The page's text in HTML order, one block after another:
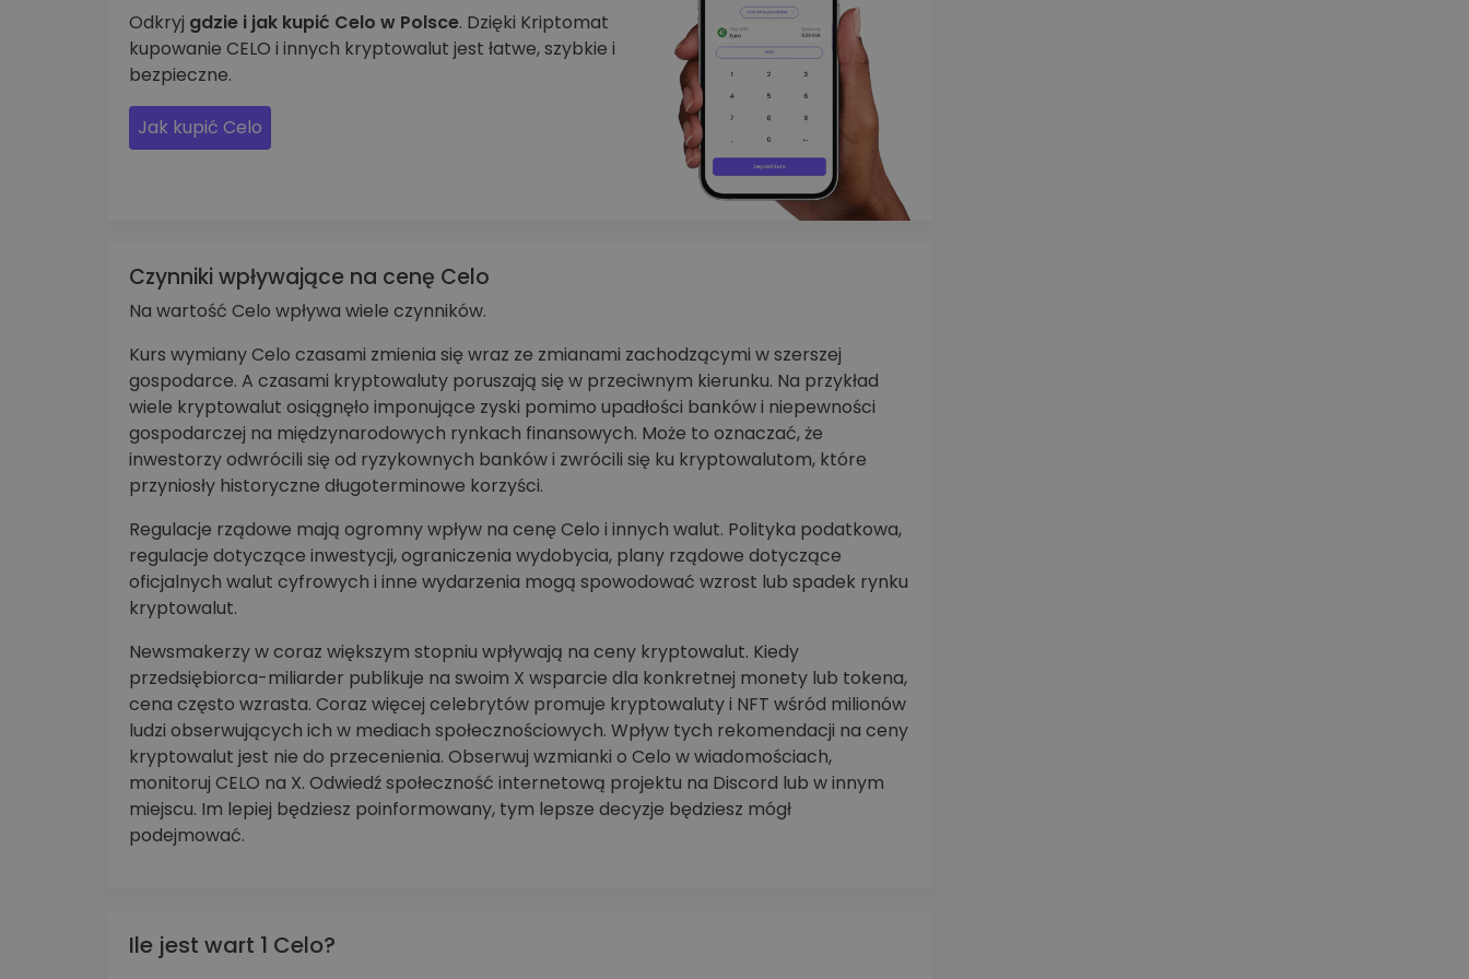
Odkryj gdzie i jak kupić Celo w Polsce. Dzięki Kriptomat
kupowanie CELO i innych kryptowalut jest łatwe, szybkie i
bezpieczne.
Jak kupić Celo
Czynniki wpływające na cenę Celo
Na wartość Celo wpływa wiele czynników.
Kurs wymiany Celo czasami zmienia się wraz ze zmianami zachodzącymi w szerszej
gospodarce. A czasami kryptowaluty poruszają się w przeciwnym kierunku. Na przykład
wiele kryptowalut osiągnęło imponujące zyski pomimo upadłości banków i niepewności
gospodarczej na międzynarodowych rynkach finansowych. Może to oznaczać, że
inwestorzy odwrócili się od ryzykownych banków i zwrócili się ku kryptowalutom, które
przyniosły historyczne długoterminowe korzyści.
Regulacje rządowe mają ogromny wpływ na cenę Celo i innych walut. Polityka podatkowa,
regulacje dotyczące inwestycji, ograniczenia wydobycia, plany rządowe dotyczące
oficjalnych walut cyfrowych i inne wydarzenia mogą spowodować wzrost lub spadek rynku
kryptowalut.
Newsmakerzy w coraz większym stopniu wpływają na ceny kryptowalut. Kiedy
przedsiębiorca-miliarder publikuje na swoim X wsparcie dla konkretnej monety lub tokena,
cena często wzrasta. Coraz więcej celebrytów promuje kryptowaluty i NFT wśród milionów
ludzi obserwujących ich w mediach społecznościowych. Wpływ tych rekomendacji na ceny
kryptowalut jest nie do przecenienia. Obserwuj wzmianki o Celo w wiadomościach,
monitoruj CELO na X. Odwiedź społeczność internetową projektu na Discord lub w innym
miejscu. Im lepiej będziesz poinformowany, tym lepsze decyzje będziesz mógł
podejmować.
Ile jest wart 1 Celo?